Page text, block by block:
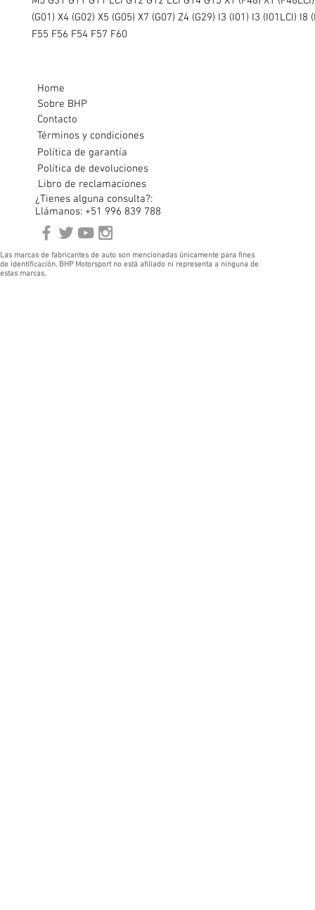
(G01) X4 (G02) X5 (G05) X7 (G07) Z4 (G29) I3 (I01) I3 (I01LCI) I8
F55 F56 F54 F57 F60
Home
Sobre BHP
Contacto
Términos y condiciones
Política de garantía
Política de devoluciones
Libro de reclamaciones
¿Tienes alguna consulta?:
Llámanos: +51 996 839 788
Las marcas de fabricantes de auto son mencionadas únicamente para fines
de identificación. BHP Motorsport no está afiliado ni representa a ninguna de
estas marcas.